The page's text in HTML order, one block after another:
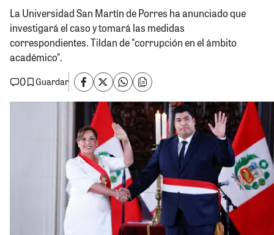
La Universidad San Martín de Porres ha anunciado que
investigará el caso y tomará las medidas
correspondientes. Tildan de "corrupción en el ámbito
académico".
0
Guardar